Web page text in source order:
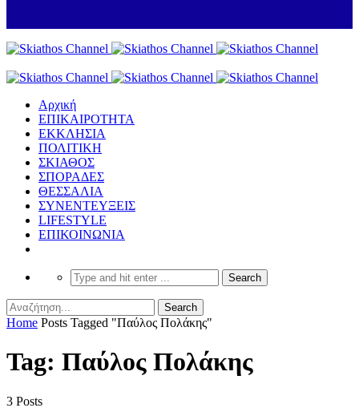
Αρχική
ΕΠΙΚΑΙΡΟΤΗΤΑ
ΕΚΚΛΗΣΙΑ
ΠΟΛΙΤΙΚΗ
ΣΚΙΑΘΟΣ
ΣΠΟΡΑΔΕΣ
ΘΕΣΣΑΛΙΑ
ΣΥΝΕΝΤΕΥΞΕΙΣ
LIFESTYLE
ΕΠΙΚΟΙΝΩΝΙΑ
Home Posts Tagged "Παύλος Πολάκης"
Tag: Παύλος Πολάκης
3 Posts